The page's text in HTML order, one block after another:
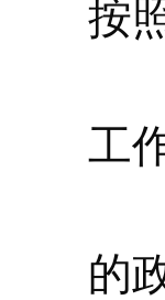
按
工
的